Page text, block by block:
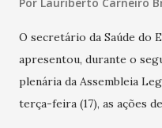
O secretário da Saúde do
apresentou, durante o
plenária da Assembleia
terça-feira (17), as ações